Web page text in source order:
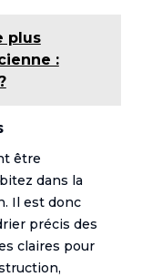
plus
:
être
dans la
Il est donc
précis des
claires pour